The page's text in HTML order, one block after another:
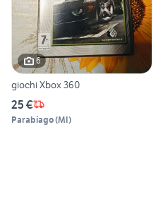
6
giochi Xbox 360
25 €
Parabiago(MI)